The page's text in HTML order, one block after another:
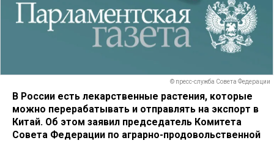
© пресс-служба Совета Федерации
В России есть лекарственные растения, которые
можно перерабатывать и отправлять на экспорт в
Китай. Об этом заявил председатель Комитета
Совета Федерации по аграрно-продовольственной